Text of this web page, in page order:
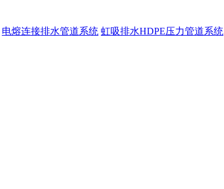
电熔连接排水管道系统 虹吸排水HDPE压力管道系统